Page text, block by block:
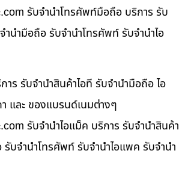
รับจำนำโทรศัพท์มือถือ บริการ รับ
ำนำมือถือ รับจำนำโทรศัพท์ รับจำนำไอ
าร รับจำนำสินค้าไอที รับจำนำมือถือ ไอ
และ ของแบรนด์เนมต่างๆ
รับจำนำไอแม็ค บริการ รับจำนำสินค้า
บจำนำโทรศัพท์ รับจำนำไอแพค รับจำนำ